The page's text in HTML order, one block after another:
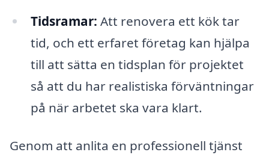
Tidsramar: Att renovera ett kök tar
tid, och ett erfaret företag kan hjälpa
till att sätta en tidsplan för projektet
så att du har realistiska förväntningar
på när arbetet ska vara klart.
Genom att anlita en professionell tjänst